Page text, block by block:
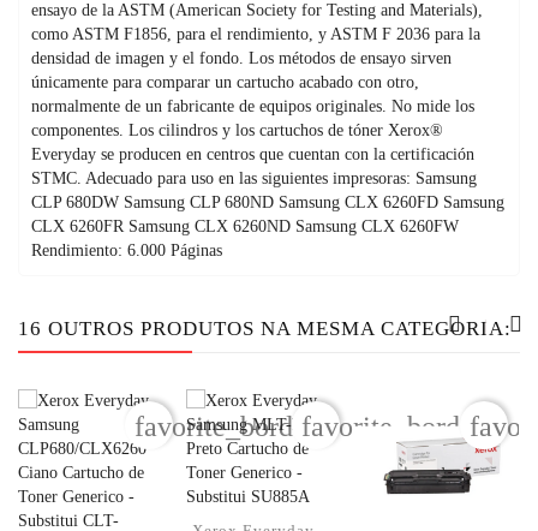
ensayo de la ASTM (American Society for Testing and Materials),
como ASTM F1856, para el rendimiento, y ASTM F 2036 para la
densidad de imagen y el fondo. Los métodos de ensayo sirven
únicamente para comparar un cartucho acabado con otro,
normalmente de un fabricante de equipos originales. No mide los
componentes. Los cilindros y los cartuchos de tóner Xerox®
Everyday se producen en centros que cuentan con la certificación
STMC. Adecuado para uso en las siguientes impresoras: Samsung
CLP 680DW Samsung CLP 680ND Samsung CLX 6260FD Samsung
CLX 6260FR Samsung CLX 6260ND Samsung CLX 6260FW
Rendimiento: 6.000 Páginas
16 OUTROS PRODUTOS NA MESMA CATEGORIA:
favorite_borderfavorite_border